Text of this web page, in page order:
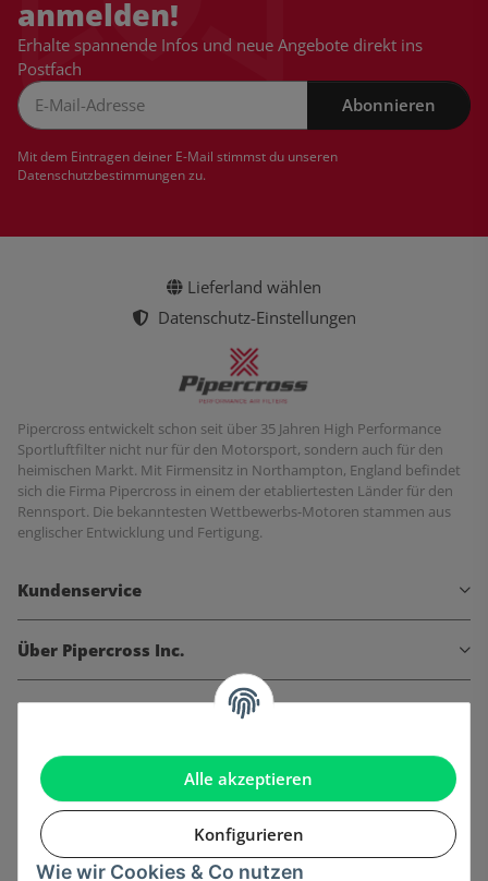
Alle akzeptieren
Konfigurieren
Wie wir Cookies & Co nutzen
anmelden!
Erhalte spannende Infos und neue Angebote direkt ins
Postfach
Abonnieren
Mit dem Eintragen deiner E-Mail stimmst du unseren
Datenschutzbestimmungenzu.
Lieferland wählen
Datenschutz-Einstellungen
Pipercross entwickelt schon seit über 35 Jahren High Performance
Sportluftfilter nicht nur für den Motorsport, sondern auch für den
heimischen Markt. Mit Firmensitz in Northampton, England befindet
sich die Firma Pipercross in einem der etabliertesten Länder für den
Rennsport. Die bekanntesten Wettbewerbs-Motoren stammen aus
englischer Entwicklung und Fertigung.
Kundenservice
Über Pipercross Inc.
Informationen
Gesetzliche Informationen